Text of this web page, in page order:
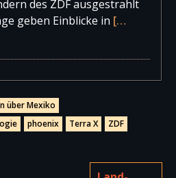
des ZDF ausgestrahlt
geben Einblicke in […
über Mexiko
phoenix Terra X ZDF